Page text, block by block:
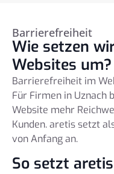
Barrierefreiheit
Wie setzen
Websites um?
Barrierefreiheit im
Für Firmen in Uznach
Website mehr
Kunden. aretis setzt
von Anfang an.
So setzt